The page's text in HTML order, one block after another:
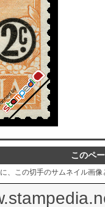
このペ
、この切手のサムネイル画